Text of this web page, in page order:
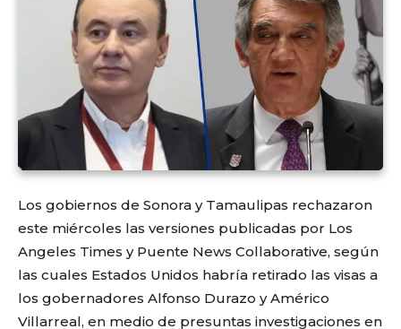
Los gobiernos de Sonora y Tamaulipas rechazaron
este miércoles las versiones publicadas por Los
Angeles Times y Puente News Collaborative, según
las cuales Estados Unidos habría retirado las visas a
los gobernadores Alfonso Durazo y Américo
Villarreal, en medio de presuntas investigaciones en